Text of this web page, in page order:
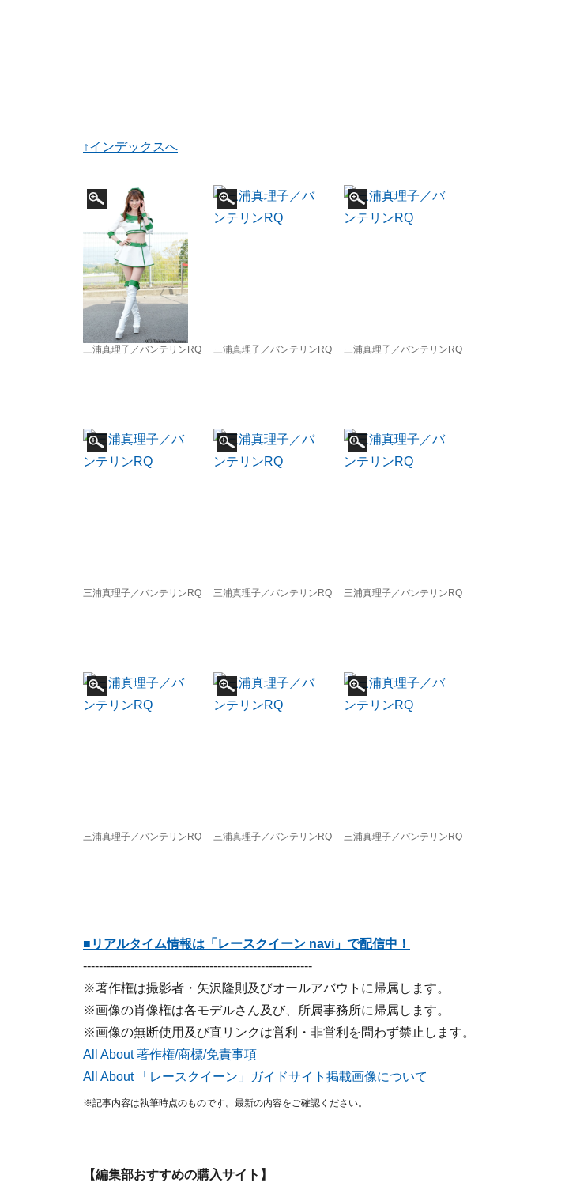
↑インデックスへ
三浦真理子／バンテリンRQ 三浦真理子／バンテリンRQ 三浦真理子／バンテリンRQ
三浦真理子／バンテリンRQ 三浦真理子／バンテリンRQ 三浦真理子／バンテリンRQ
三浦真理子／バンテリンRQ 三浦真理子／バンテリンRQ 三浦真理子／バンテリンRQ
■リアルタイム情報は「レースクイーン navi」で配信中！
----------------------------------------------------------
※著作権は撮影者・矢沢隆則及びオールアバウトに帰属します。
※画像の肖像権は各モデルさん及び、所属事務所に帰属します。
※画像の無断使用及び直リンクは営利・非営利を問わず禁止します。
All About 著作権/商標/免責事項
All About 「レースクイーン」ガイドサイト掲載画像について
※記事内容は執筆時点のものです。最新の内容をご確認ください。
【編集部おすすめの購入サイト】